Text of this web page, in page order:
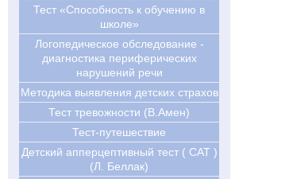
Тест «Способность к обучению в
школе»
Логопедическое обследование -
диагностика периферических
нарушений речи
Методика выявления детских страхов
Тест тревожности (В.Амен)
Тест-путешествие
Детский апперцептивный тест ( CAT )
(Л. Беллак)